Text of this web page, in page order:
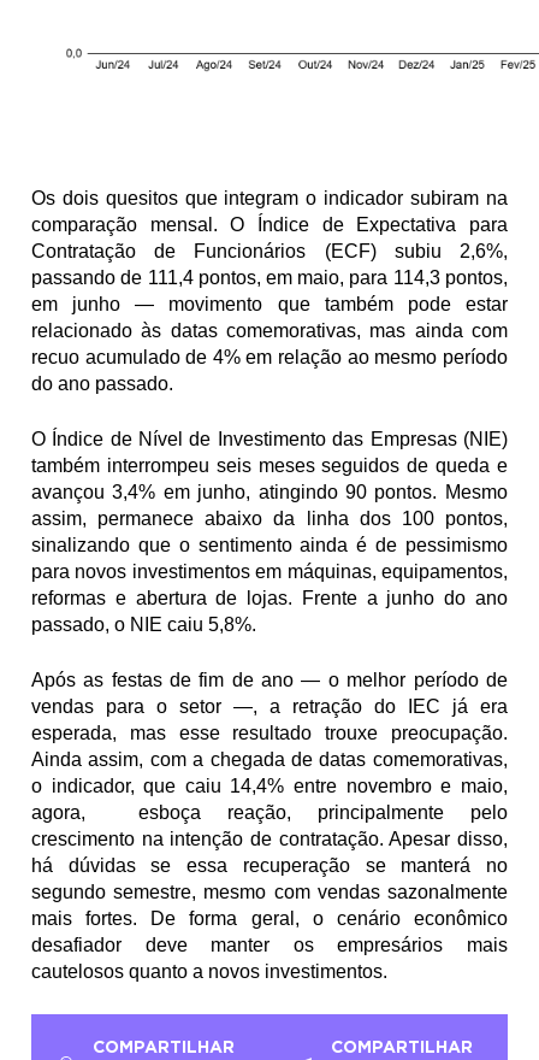
Os dois quesitos que integram o indicador subiram na
comparação mensal. O Índice de Expectativa para
Contratação de Funcionários (ECF) subiu 2,6%,
passando de 111,4 pontos, em maio, para 114,3 pontos,
em junho — movimento que também pode estar
relacionado às datas comemorativas, mas ainda com
recuo acumulado de 4% em relação ao mesmo período
do ano passado.
O Índice de Nível de Investimento das Empresas (NIE)
também interrompeu seis meses seguidos de queda e
avançou 3,4% em junho, atingindo 90 pontos. Mesmo
assim, permanece abaixo da linha dos 100 pontos,
sinalizando que o sentimento ainda é de pessimismo
para novos investimentos em máquinas, equipamentos,
reformas e abertura de lojas. Frente a junho do ano
passado, o NIE caiu 5,8%.
Após as festas de fim de ano — o melhor período de
vendas para o setor —, a retração do IEC já era
esperada, mas esse resultado trouxe preocupação.
Ainda assim, com a chegada de datas comemorativas,
o indicador, que caiu 14,4% entre novembro e maio,
agora,  esboça reação, principalmente pelo
crescimento na intenção de contratação. Apesar disso,
há dúvidas se essa recuperação se manterá no
segundo semestre, mesmo com vendas sazonalmente
mais fortes. De forma geral, o cenário econômico
desafiador deve manter os empresários mais
cautelosos quanto a novos investimentos.
COMPARTILHAR
COMPARTILHAR